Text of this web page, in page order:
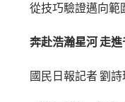
從技巧驗證邁向
奔赴浩瀚星河 走進
國民日報記者 劉詩